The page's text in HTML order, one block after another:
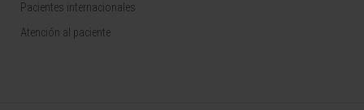
Pacientes internacionales
Atención al paciente